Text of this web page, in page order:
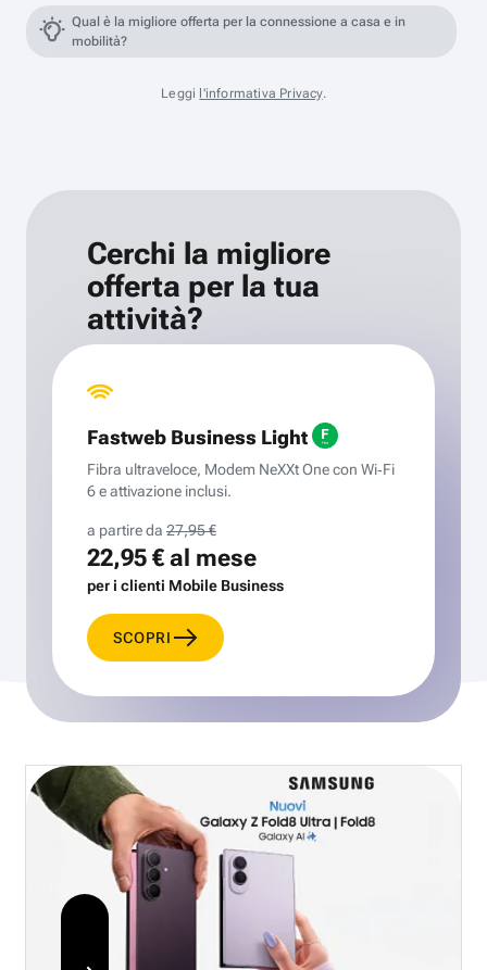
Qual è la migliore offerta per la connessione a casa e in
mobilità?
Leggi l'informativa Privacy.
Cerchi la migliore
offerta per la tua
attività?
Fastweb Business Light
Fibra ultraveloce, Modem NeXXt One con Wi‑Fi
6 e attivazione inclusi.
a partire da 27,95 €
22,95 €al mese
per i clienti Mobile Business
SCOPRI